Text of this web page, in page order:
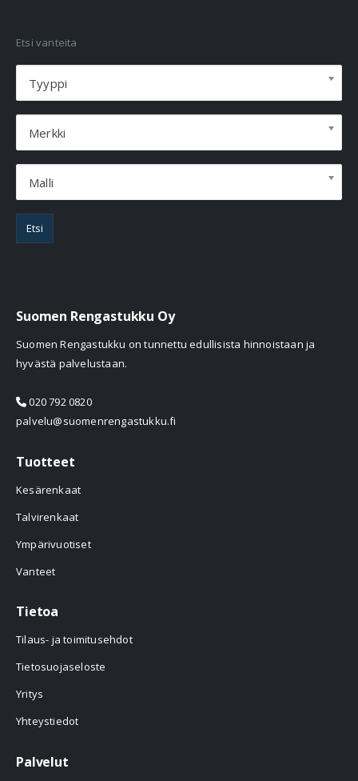
Etsi vanteita
Tyyppi
Merkki
Malli
Etsi
Suomen Rengastukku Oy
Suomen Rengastukku on tunnettu edullisista hinnoistaan ja
hyvästä palvelustaan.
020 792 0820
palvelu@suomenrengastukku.fi
Tuotteet
Kesärenkaat
Talvirenkaat
Ympärivuotiset
Vanteet
Tietoa
Tilaus- ja toimitusehdot
Tietosuojaseloste
Yritys
Yhteystiedot
Palvelut